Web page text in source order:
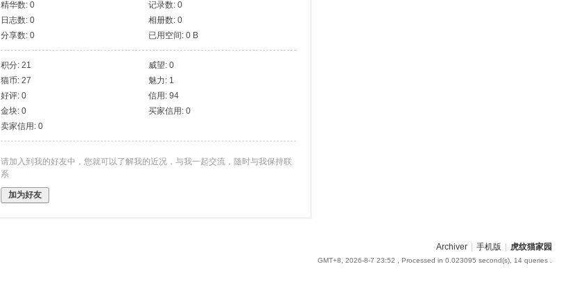
精华数: 0
记录数: 0
日志数: 0
相册数: 0
分享数: 0
已用空间: 0 B
积分: 21
威望: 0
猫币: 27
魅力: 1
好评: 0
信用: 94
金块: 0
买家信用: 0
卖家信用: 0
请加入到我的好友中，您就可以了解我的近况，与我一起交流，随时与我保持联
系
加为好友
Archiver 手机版 虎纹猫家园
GMT+8, 2026-8-7 23:52 , Processed in 0.023095 second(s), 14 queries .